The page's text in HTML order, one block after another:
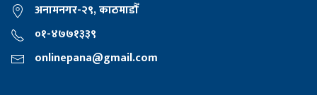
अनामनगर-२९, काठमाडाैँ
०१-४७७१३३९
onlinepana@gmail.com